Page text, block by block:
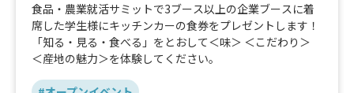
食品・農業就活サミットで3ブース以上の企業ブースに着
席した学生様にキッチンカーの食券をプレゼントします！
「知る・見る・食べる」をとおして＜味＞ ＜こだわり＞
＜産地の魅力＞を体験してください。